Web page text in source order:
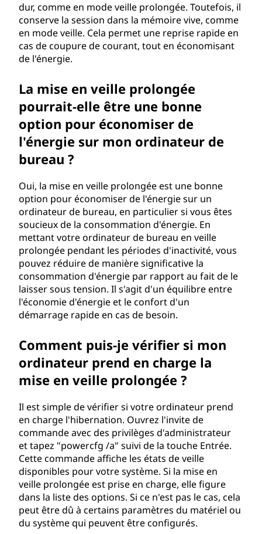
dur, comme en mode veille prolongée. Toutefois, il
conserve la session dans la mémoire vive, comme
en mode veille. Cela permet une reprise rapide en
cas de coupure de courant, tout en économisant
de l'énergie.
La mise en veille prolongée
pourrait-elle être une bonne
option pour économiser de
l'énergie sur mon ordinateur de
bureau ?
Oui, la mise en veille prolongée est une bonne
option pour économiser de l'énergie sur un
ordinateur de bureau, en particulier si vous êtes
soucieux de la consommation d'énergie. En
mettant votre ordinateur de bureau en veille
prolongée pendant les périodes d'inactivité, vous
pouvez réduire de manière significative la
consommation d'énergie par rapport au fait de le
laisser sous tension. Il s'agit d'un équilibre entre
l'économie d'énergie et le confort d'un
démarrage rapide en cas de besoin.
Comment puis-je vérifier si mon
ordinateur prend en charge la
mise en veille prolongée ?
Il est simple de vérifier si votre ordinateur prend
en charge l'hibernation. Ouvrez l'invite de
commande avec des privilèges d'administrateur
et tapez "powercfg /a" suivi de la touche Entrée.
Cette commande affiche les états de veille
disponibles pour votre système. Si la mise en
veille prolongée est prise en charge, elle figure
dans la liste des options. Si ce n'est pas le cas, cela
peut être dû à certains paramètres du matériel ou
du système qui peuvent être configurés.